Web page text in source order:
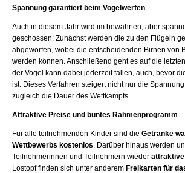
Spannung garantiert beim Vogelwerfen
Auch in diesem Jahr wird im bewährten, aber
geschossen: Zunächst werden die zu den Flügeln
abgeworfen, wobei die entscheidenden Birnen von
werden können. Anschließend geht es auf die letzten
der Vogel kann dabei jederzeit fallen, auch, bevor
ist. Dieses Verfahren steigert nicht nur die
zugleich die Dauer des Wettkampfs.
Attraktive Preise und buntes Rahmenprogramm
Für alle teilnehmenden Kinder sind die Getränke
Wettbewerbs kostenlos . Darüber hinaus werden
Teilnehmerinnen und Teilnehmern wieder
Lostopf finden sich unter anderem Freikarten für